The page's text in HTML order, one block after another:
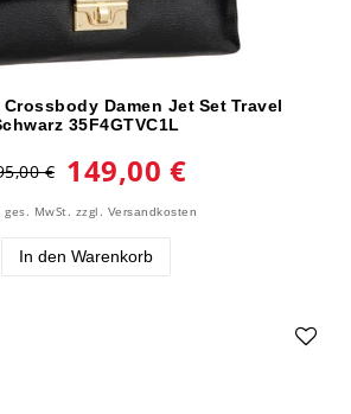
Damen Jet Set Travel
35F4GTVC1L
€ 149,00 €
ges. MwSt. zzgl. Versandkosten
In den Warenkorb